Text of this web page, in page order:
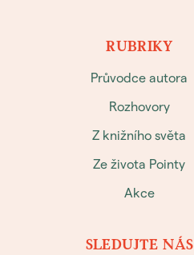
RUBRIKY
Průvodce autora
Rozhovory
Z knižního světa
Ze života Pointy
Akce
SLEDUJTE NÁS